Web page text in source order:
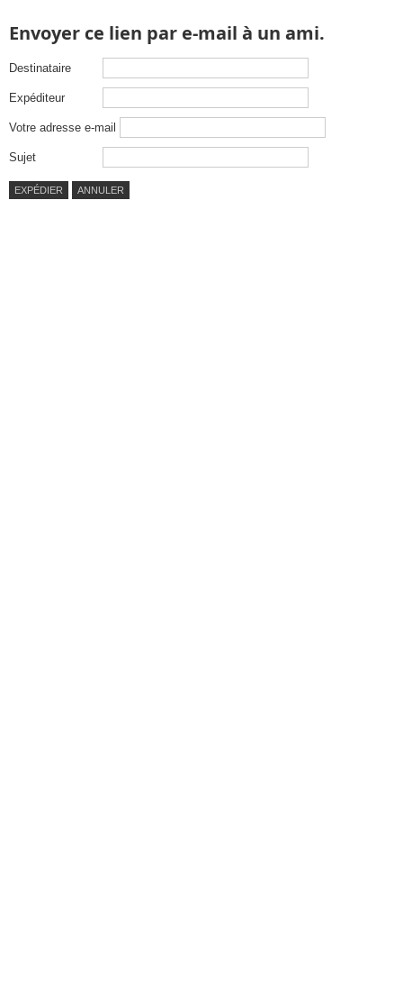
Envoyer ce lien par e-mail à un ami.
Destinataire
Expéditeur
Votre adresse e-mail
Sujet
EXPÉDIER ANNULER